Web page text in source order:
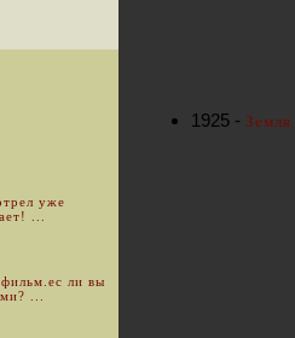
1925 -
уже
...
ли вы
...